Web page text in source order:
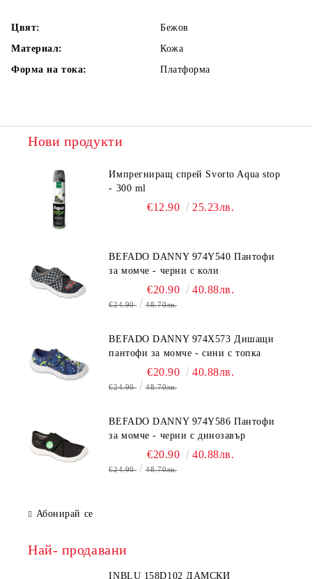
Цвят:
Бежов
Материал:
Кожа
Форма на тока:
Платформа
Нови продукти
Импрегниращ спрей Svorto Aqua stop
- 300 ml
€12.90 25.23лв.
BEFADO DANNY 974Y540 Пантофи
за момче - черни с коли
€20.90 40.88лв.
€24.90 48.70лв.
BEFADO DANNY 974X573 Дишащи
пантофи за момче - сини с топка
€20.90 40.88лв.
€24.90 48.70лв.
BEFADO DANNY 974Y586 Пантофи
за момче - черни с динозавър
€20.90 40.88лв.
€24.90 48.70лв.
Абонирай се
Най- продавани
INBLU 158D102 ДАМСКИ